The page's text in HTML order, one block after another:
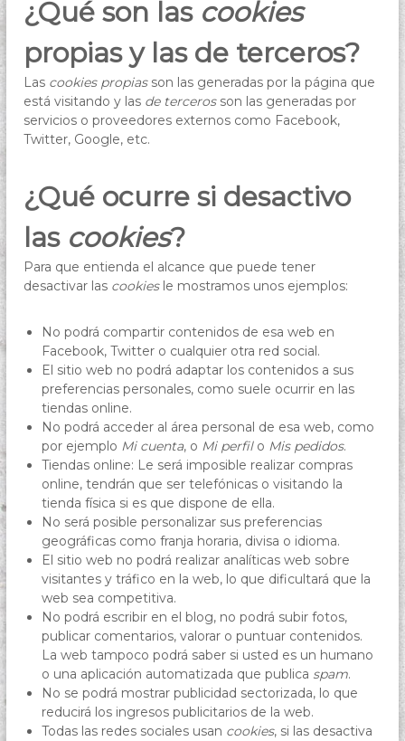
¿Qué son las cookies
propias y las de terceros?
Las cookies propiasson las generadas por la página que
está visitando y las de tercerosson las generadas por
servicios o proveedores externos como Facebook,
Twitter, Google, etc.
¿Qué ocurre si desactivo
las cookies?
Para que entienda el alcance que puede tener
desactivar las cookiesle mostramos unos ejemplos:
No podrá compartir contenidos de esa web en
Facebook, Twitter o cualquier otra red social.
El sitio web no podrá adaptar los contenidos a sus
preferencias personales, como suele ocurrir en las
tiendas online.
No podrá acceder al área personal de esa web, como
por ejemplo Mi cuenta, o Mi perfilo Mis pedidos.
Tiendas online: Le será imposible realizar compras
online, tendrán que ser telefónicas o visitando la
tienda física si es que dispone de ella.
No será posible personalizar sus preferencias
geográficas como franja horaria, divisa o idioma.
El sitio web no podrá realizar analíticas web sobre
visitantes y tráfico en la web, lo que dificultará que la
web sea competitiva.
No podrá escribir en el blog, no podrá subir fotos,
publicar comentarios, valorar o puntuar contenidos.
La web tampoco podrá saber si usted es un humano
o una aplicación automatizada que publica spam.
No se podrá mostrar publicidad sectorizada, lo que
reducirá los ingresos publicitarios de la web.
Todas las redes sociales usan cookies, si las desactiva